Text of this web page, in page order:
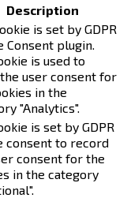
Description
is set by GDPR
Consent plugin.
is used to
user consent for
in the
"Analytics".
is set by GDPR
consent to record
consent for the
in the category